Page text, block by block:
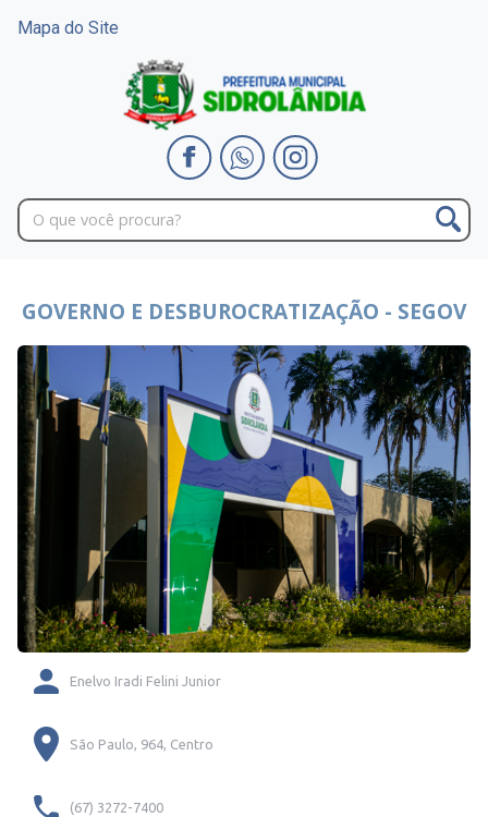
Mapa do Site
GOVERNO E DESBUROCRATIZAÇÃO - SEGOV
Enelvo Iradi Felini Junior
São Paulo, 964, Centro
(67) 3272-7400